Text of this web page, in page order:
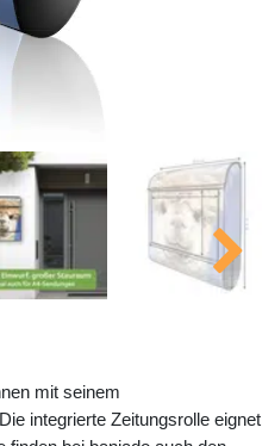
mit seinem
integrierte Zeitungsrolle eignet